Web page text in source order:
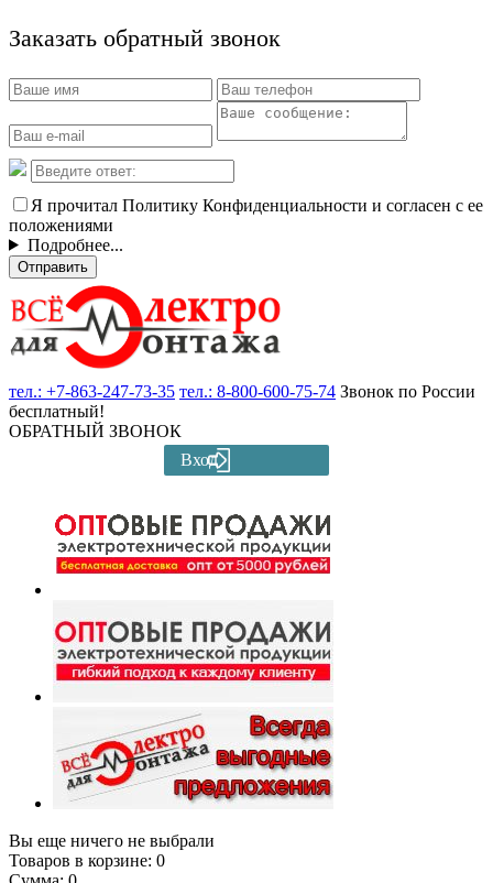
Заказать обратный звонок
Я прочитал Политику Конфиденциальности и согласен с ее
положениями
Подробнее...
Отправить
тел.: +7-863-247-73-35 тел.: 8-800-600-75-74 Звонок по России
бесплатный!
ОБРАТНЫЙ ЗВОНОК
Вход
Вы еще ничего не выбрали
Товаров в корзине: 0